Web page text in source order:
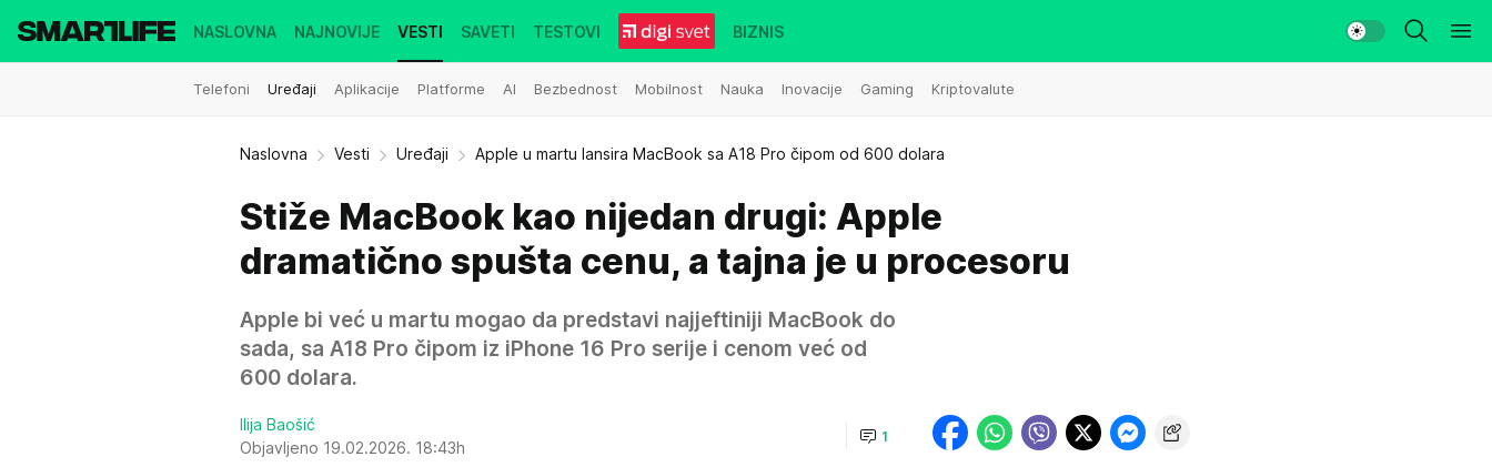
NASLOVNA NAJNOVIJE VESTI
Telefoni Uređaji Aplikacije Platforme AI Bezbednost Mobilnost Nauka Inovacije Gaming Kriptovalute
SAVETI TESTOVI BIZNIS
Naslovna Vesti Uređaji Apple u martu lansira MacBook sa A18 Pro čipom od 600 dolara
Stiže MacBook kao nijedan drugi: Apple
dramatično spušta cenu, a tajna je u procesoru
Apple bi već u martu mogao da predstavi najjeftiniji MacBook do
sada, sa A18 Pro čipom iz iPhone 16 Pro serije i cenom već od
600 dolara.
Ilija Baošić
Objavljeno 19.02.2026. 18:43h
1